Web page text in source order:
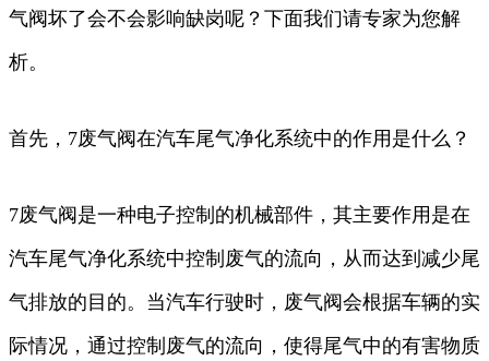
气阀坏了会不会影响缺岗呢？下面我们请专家为您解
析。
首先，7废气阀在汽车尾气净化系统中的作用是什么？
7废气阀是一种电子控制的机械部件，其主要作用是在
汽车尾气净化系统中控制废气的流向，从而达到减少尾
气排放的目的。当汽车行驶时，废气阀会根据车辆的实
际情况，通过控制废气的流向，使得尾气中的有害物质